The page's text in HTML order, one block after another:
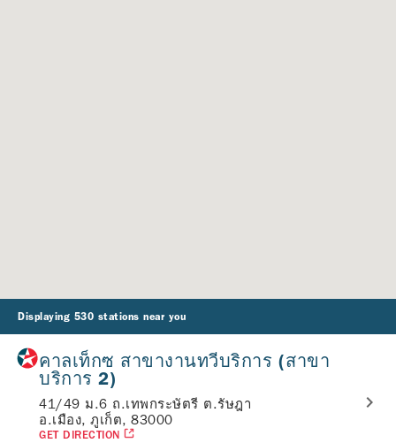
Displaying 530 stations near you
คาลเท็กซ สาขางานทวีบริการ (สาขา
บริการ 2)
41/49 ม.6 ถ.เทพกระษัตรี ต.รัษฎา
อ.เมือง, ภูเก็ต, 83000
GET DIRECTION